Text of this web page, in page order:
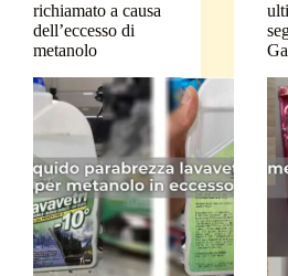
richiamato a causa
dell’eccesso di
metanolo